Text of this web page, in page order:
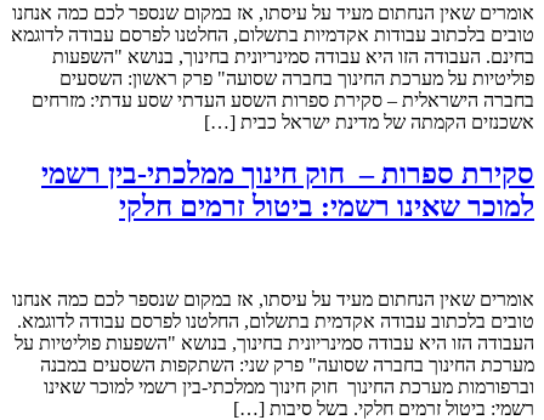
אומרים שאין הנחתום מעיד על עיסתו, אז במקום שנספר לכם כמה אנחנו
טובים בלכתוב עבודות אקדמיות בתשלום, החלטנו לפרסם עבודה לדוגמא
בחינם. העבודה הזו היא עבודה סמינריונית בחינוך, בנושא "השפעות
פוליטיות על מערכת החינוך בחברה שסועה" פרק ראשון: השסעים
בחברה הישראלית – סקירת ספרות השסע העדתי שסע עדתי: מזרחים
אשכנזים הקמתה של מדינת ישראל כבית […]
סקירת ספרות – חוק חינוך ממלכתי-בין רשמי
למוכר שאינו רשמי: ביטול זרמים חלקי
אומרים שאין הנחתום מעיד על עיסתו, אז במקום שנספר לכם כמה אנחנו
טובים בלכתוב עבודה אקדמית בתשלום, החלטנו לפרסם עבודה לדוגמא.
העבודה הזו היא עבודה סמינריונית בחינוך, בנושא "השפעות פוליטיות על
מערכת החינוך בחברה שסועה" פרק שני: השתקפות השסעים במבנה
וברפורמות מערכת החינוך חוק חינוך ממלכתי-בין רשמי למוכר שאינו
רשמי: ביטול זרמים חלקי. בשל סיבות […]